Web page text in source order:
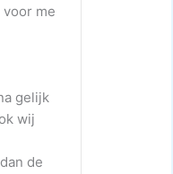
me
gelijk
wij
de